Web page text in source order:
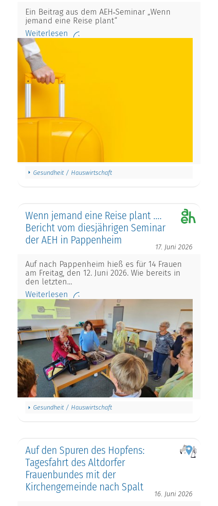
Ein Beitrag aus dem AEH‑Seminar „Wenn
jemand eine Reise plant“
Weiterlesen
Gesundheit / Hauswirtschaft
Wenn jemand eine Reise plant ….
Bericht vom diesjährigen Seminar
der AEH in Pappenheim
17. Juni 2026
Auf nach Pappenheim hieß es für 14 Frauen
am Freitag, den 12. Juni 2026. Wie bereits in
den letzten…
Weiterlesen
Gesundheit / Hauswirtschaft
Auf den Spuren des Hopfens:
Tagesfahrt des Altdorfer
Frauenbundes mit der
Kirchengemeinde nach Spalt
16. Juni 2026